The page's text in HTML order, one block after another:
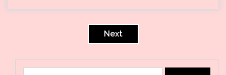
Next